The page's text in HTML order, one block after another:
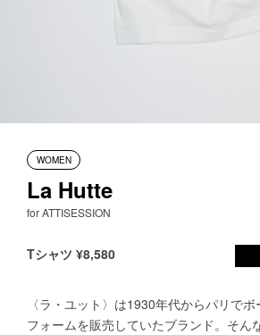
WOMEN
La Hutte
for ATTISESSION
Tシャツ ¥8,580
〈ラ・ユット〉は1930年代からパリで
フォームを販売していたブランド。そん